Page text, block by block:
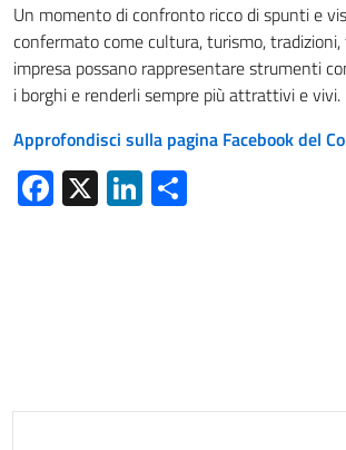
Un momento di confronto ricco di spunti e
confermato come cultura, turismo,
impresa possano rappresentare strumenti
i borghi e renderli sempre più attrattivi e vivi.
Approfondisci sulla pagina Facebook del
Facebook
X LinkedIn